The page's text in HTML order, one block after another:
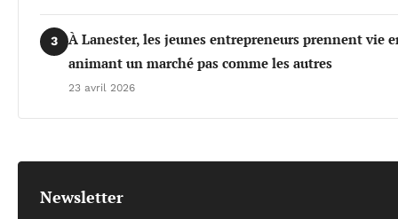
3
À Lanester, les jeunes entrepreneurs prennent vie
animant un marché pas comme les autres
23 avril 2026
Newsletter